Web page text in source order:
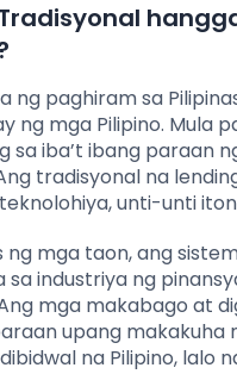
ng paghiram sa
ng mga Pilipino. Mula
sa iba’t ibang paraan
tradisyonal na
unti-unti
ng mga taon, ang
sa industriya ng
mga makabago at
upang
na Pilipino, lalo